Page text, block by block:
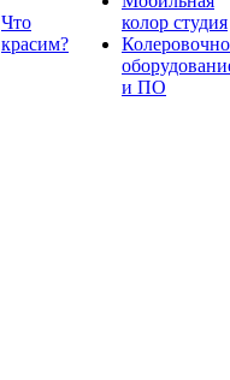
Что
красим?
колор студия
и ПО